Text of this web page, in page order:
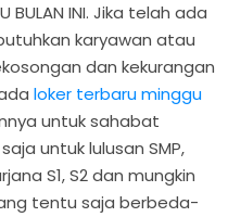
BULAN INI. Jika telah ada
karyawan atau
dan kekurangan
loker terbaru minggu
untuk sahabat
untuk lulusan SMP,
S1, S2 dan mungkin
tentu saja berbeda-